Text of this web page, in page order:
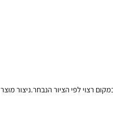
רצוי לפי הציור הנבחר.ניצור מוצר